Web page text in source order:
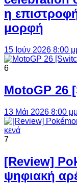
η
μορφή
15 Ιούν 2026 8:00
6
MotoGP 26
13 Μάι 2026 8:00 μμ
7
[Review]
ψηφιακή